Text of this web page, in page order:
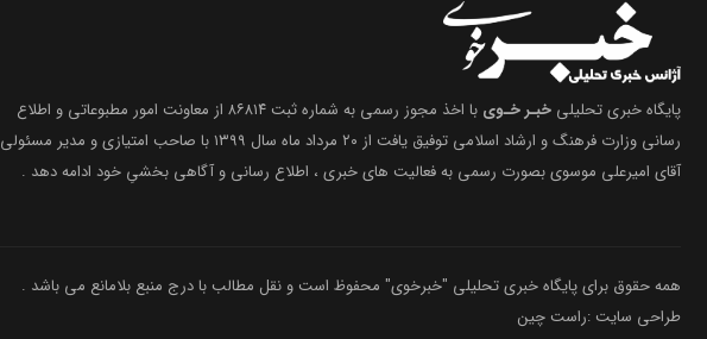
پایگاه خبری تحلیلی خبـر خـوی
با اخذ مجوز رسمی به شماره ثبت ۸۶۸۱۴ از معاونت امور مطبوعاتی و اطلاع
رسانی وزارت فرهنگ و ارشاد اسلامی توفیق یافت از ۲۰ مرداد ماه سال ۱۳۹۹ با صاحب امتیازی و مدیر مسئولی
آقای امیرعلی موسوی بصورت رسمی به فعالیت های خبری ، اطلاع رسانی و آگاهی بخشیِ خود ادامه دهد .
همه حقوق برای پایگاه خبری تحلیلی "خبرخوی" محفوظ است و نقل مطالب با درج منبع بلامانع می باشد .
طراحی سایت :راست چین